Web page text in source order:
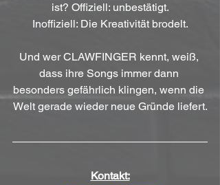
ist? Offiziell: unbestätigt.
Inoffiziell: Die Kreativität brodelt.
Und wer CLAWFINGER kennt, weiß,
dass ihre Songs immer dann
besonders gefährlich klingen, wenn die
Welt gerade wieder neue Gründe liefert.
Kontakt: